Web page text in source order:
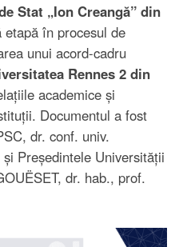
Stat „Ion Creangă” din
etapă în procesul de
unui acord-cadru
Rennes 2 din
academice și
Documentul a fost
dr. conf. univ.
Președintele Universității
dr. hab., prof.